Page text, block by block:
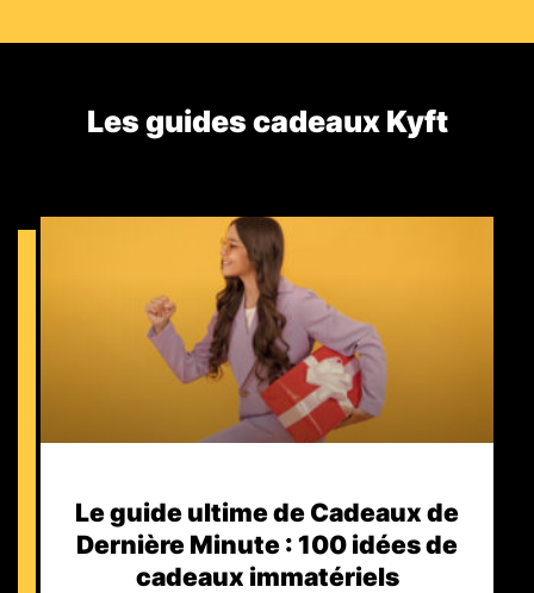
Les guides cadeaux Kyft​
Le guide ultime de Cadeaux de
Dernière Minute : 100 idées de
cadeaux immatériels